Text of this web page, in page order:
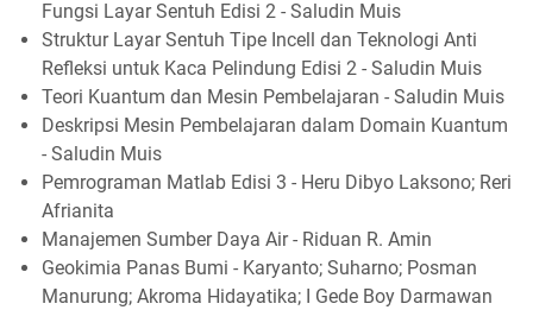
Fungsi Layar Sentuh Edisi 2 - Saludin Muis
Struktur Layar Sentuh Tipe Incell dan Teknologi Anti
Refleksi untuk Kaca Pelindung Edisi 2 - Saludin Muis
Teori Kuantum dan Mesin Pembelajaran - Saludin Muis
Deskripsi Mesin Pembelajaran dalam Domain Kuantum
- Saludin Muis
Pemrograman Matlab Edisi 3 - Heru Dibyo Laksono; Reri
Afrianita
Manajemen Sumber Daya Air - Riduan R. Amin
Geokimia Panas Bumi - Karyanto; Suharno; Posman
Manurung; Akroma Hidayatika; I Gede Boy Darmawan